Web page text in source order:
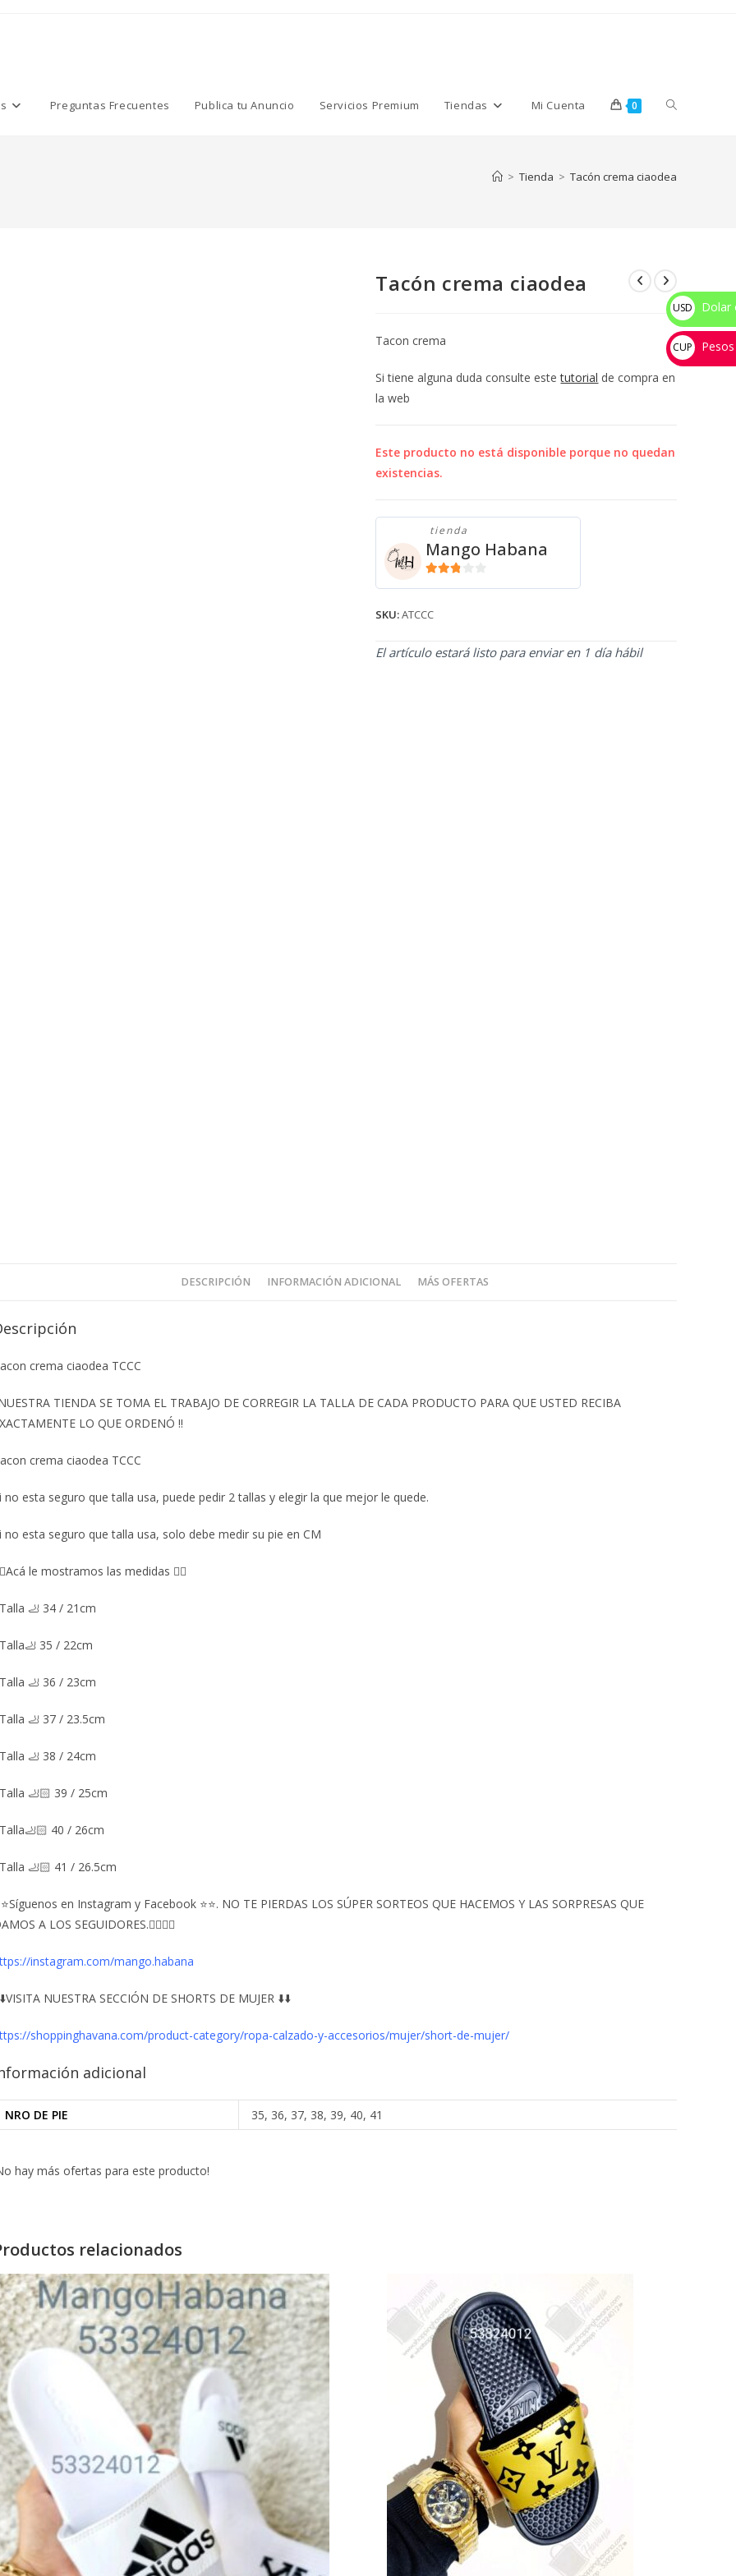
Preguntas Frecuentes Publica tu Anuncio Servicios Premium Tiendas Mi Cuenta 0 Alternar
la
web
> Tienda > Tacón crema ciaodea
Tacón crema ciaodea
Tacon crema
Si tiene alguna duda consulte estetutorial de compra en
la web
Este producto no está disponible porque no quedan
existencias.
tienda
Mango Habana
SKU:ATCCC
El artículo estará listo para enviar en 1 día hábil
DESCRIPCIÓN INFORMACIÓN ADICIONAL MÁS OFERTAS
crema ciaodea TCCC
TIENDA SE TOMA EL TRABAJO DE CORREGIR LA TALLA DE CADA PRODUCTO PARA QUE USTED RECIBA
LO QUE ORDENÓ ‼️
crema ciaodea TCCC
no esta seguro que talla usa, puede pedir 2 tallas y elegir la que mejor le quede.
no esta seguro que talla usa, solo debe medir su pie en CM
le mostramos las medidas 👇🏼
🦶 34 / 21cm
35 / 22cm
🦶 36 / 23cm
🦶 37 / 23.5cm
🦶 38 / 24cm
🦶🏻 39 / 25cm
40 / 26cm
🦶🏻 41 / 26.5cm
en Instagram y Facebook ⭐⭐. NO TE PIERDAS LOS SÚPER SORTEOS QUE HACEMOS Y LAS SORPRESAS QUE
A LOS SEGUIDORES.👇🏻👇🏻
instagram.com/mango.habana
NUESTRA SECCIÓN DE SHORTS DE MUJER ⬇️⬇️
shoppinghavana.com/product-category/ropa-calzado-y-accesorios/mujer/short-de-mujer/
adicional
NRO DE PIE 35, 36, 37, 38, 39, 40, 41
hay más ofertas para este producto!
relacionados
USD
$
Dolar
CUP
💰
Pesos